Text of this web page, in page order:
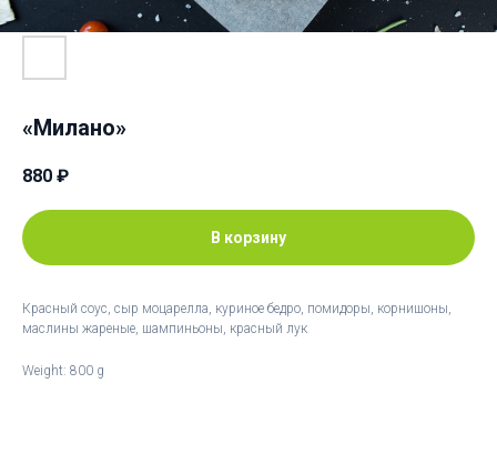
«Милано»
880 ₽
В корзину
Красный coуc, сыр моцарелла, куриное бедро, помидоры, корнишоны,
маслины жареные, шампиньоны, красный лук
Weight: 800 g